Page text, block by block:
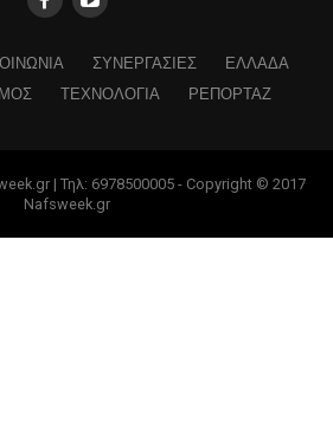
ΣΥΝΕΡΓΑΣΙΕΣ
ΕΛΛΑΔΑ
ΤΕΧΝΟΛΟΓΙΑ ΡΕΠΟΡΤΑΖ
| Τηλ: 6978500005 - Copyright © 2017
Nafsweek.gr